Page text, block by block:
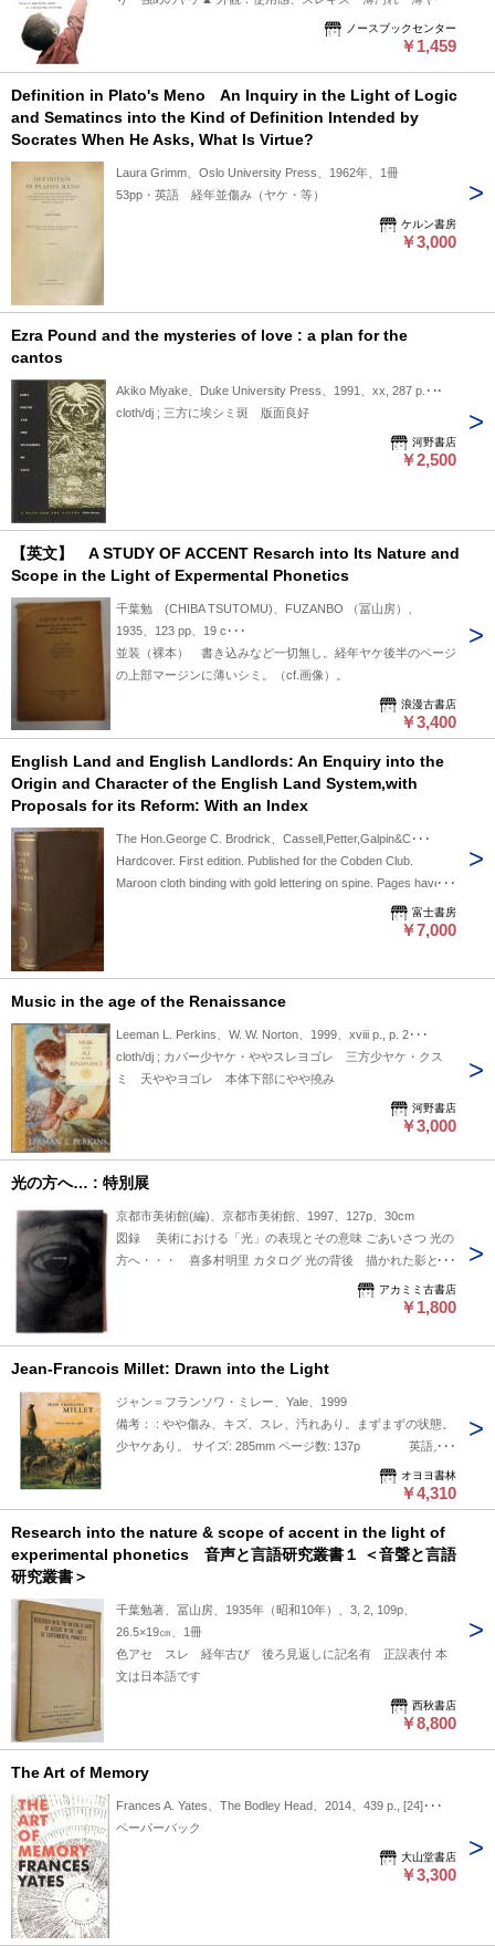
ノースブックセンター
￥1,459
Definition in Plato's Meno An Inquiry in the Light of Logic
and Sematincs into the Kind of Definition Intended by
Socrates When He Asks, What Is Virtue?
Laura Grimm、Oslo University Press、1962年、1冊
53pp・英語 経年並傷み（ヤケ・等）
ケルン書房
￥3,000
Ezra Pound and the mysteries of love : a plan for the
cantos
Akiko Miyake、Duke University Press、1991、xx, 287 p.･･･
cloth/dj ; 三方に埃シミ斑 版面良好
河野書店
￥2,500
【英文】 A STUDY OF ACCENT Resarch into Its Nature and
Scope in the Light of Expermental Phonetics
千葉勉 (CHIBA TSUTOMU)、FUZANBO （冨山房）、
1935、123 pp、19 c･･･
並装（裸本） 書き込みなど一切無し。経年ヤケ後半のページ
の上部マージンに薄いシミ。（cf.画像）。
浪漫古書店
￥3,400
English Land and English Landlords: An Enquiry into the
Origin and Character of the English Land System,with
Proposals for its Reform: With an Index
The Hon.George C. Brodrick、Cassell,Petter,Galpin&C･･･
Hardcover. First edition. Published for the Cobden Club.
Maroon cloth binding with gold lettering on spine. Pages have
not yet been cut. There is a binding crack between pages 161
and 176 that has caused those pages to become detached
富士書房
￥7,000
Music in the age of the Renaissance
Leeman L. Perkins、W. W. Norton、1999、xviii p., p. 2･･･
cloth/dj ; カバー少ヤケ・ややスレヨゴレ 三方少ヤケ・クス
ミ 天ややヨゴレ 本体下部にやや撓み
河野書店
￥3,000
光の方へ… : 特別展
京都市美術館(編)、京都市美術館、1997、127p、30cm
図録 美術における「光」の表現とその意味 ごあいさつ 光の
方へ・・・ 喜多村明里 カタログ 光の背後 描かれた影と描
かれた夜 光のヴォリューム 素描と光 光と色彩 絵の具の輝
き 光と構築 光とメカニズム 光の幕間 宮島達男、光のパッ
光のゆくえ 物質／反復／拡散 作家略歴 作品リスト 謝辞
アカミミ古書店
￥1,800
Jean-Francois Millet: Drawn into the Light
ジャン＝フランソワ・ミレー、Yale、1999
備考： : やや傷み、キズ、スレ、汚れあり。まずまずの状態。
少ヤケあり。 サイズ: 285mm ページ数: 137p 英語／
オヨヨ書林
￥4,310
Research into the nature & scope of accent in the light of
experimental phonetics 音声と言語研究叢書１ ＜音聲と言語
研究叢書＞
千葉勉著、冨山房、1935年（昭和10年）、3, 2, 109p、
26.5×19㎝、1冊
色アセ スレ 経年古び 後ろ見返しに記名有 正誤表付 本
文は日本語です
西秋書店
￥8,800
The Art of Memory
Frances A. Yates、The Bodley Head、2014、439 p., [24]･･･
ペーパーバック
大山堂書店
￥3,300